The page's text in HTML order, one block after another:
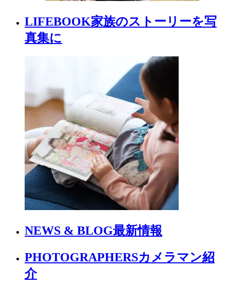
LIFEBOOK家族のストーリーを写
真集に
NEWS & BLOG最新情報
PHOTOGRAPHERSカメラマン紹
介